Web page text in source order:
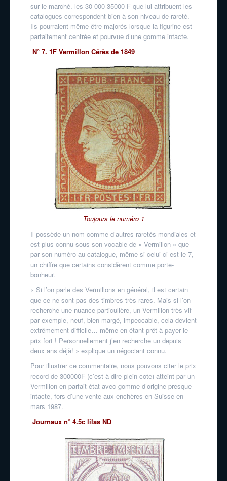
sur le marché. les 30 000-35000 F que lui attribuent les
catalogues correspondent bien à son niveau de rareté.
Ils pourraient même être majorés lorsque la figurine est
parfaitement centrée et pourvue d’une gomme intacte.
N° 7. 1F Vermillon Cérès de 1849
Toujours le numéro 1
Il possède un nom comme d’autres raretés mondiales et
est plus connu sous son vocable de « Vermillon » que
par son numéro au catalogue, même si celui-ci est le 7,
un chiffre que certains considèrent comme porte-
bonheur.
« Si l’on parle des Vermillons en général, il est certain
que ce ne sont pas des timbres très rares. Mais si l’on
recherche une nuance particulière, un Vermillon très vif
par exemple, neuf, bien margé, impeccable, cela devient
extrêmement difficile… même en étant prêt à payer le
prix fort ! Personnellement j’en recherche un depuis
deux ans déjà! » explique un négociant connu.
Pour illustrer ce commentaire, nous pouvons citer le prix
record de 300000F (c’est-à-dire plein cote) atteint par un
Vermillon en parfait état avec gomme d’origine presque
intacte, fors d’une vente aux enchères en Suisse en
mars 1987.
Journaux n° 4.5c lilas ND